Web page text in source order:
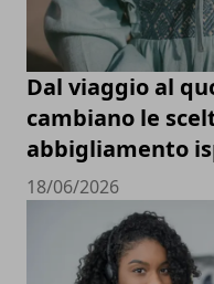
Dal viaggio al
cambiano le
abbigliamento
18/06/2026